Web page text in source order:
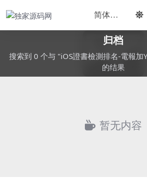
归档
搜索到 0 个与 "iOS證書檢測排名-電報
的结果
暂无内容